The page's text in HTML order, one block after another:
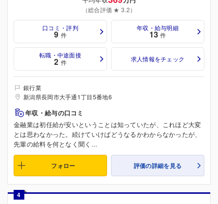
（総合評価 ★ 3.2）
口コミ・評判
9 件
年収・給与明細
13 件
転職・中途面接
2 件 求人情報をチェック
銀行業
新潟県長岡市大手通1丁目5番地6
年収・給与の口コミ
金融業は初任給が安いということは知っていたが、これほど大変
とは思わなかった。続けていけばどうなるかわからなかったが、
先輩の給料を何となく聞く...
フォロー 評価の詳細を見る
4